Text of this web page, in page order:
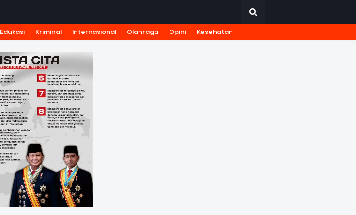
PEDOMAN MEDIA SIBER KODE ETIK JURNALISTIK
Edukasi Kriminal Internasional Olahraga Opini
Kesehatan